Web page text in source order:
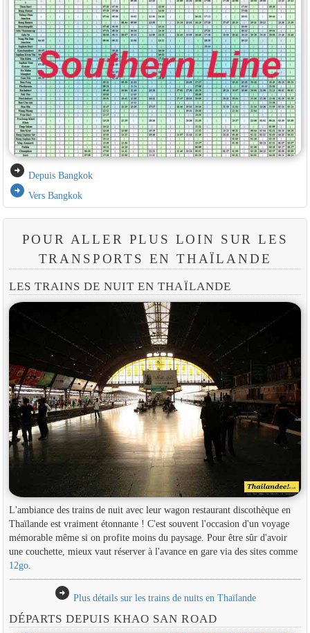
arrow_circle_right Depuis Bangkok
arrow_circle_right Vers Bangkok
POUR ALLER PLUS LOIN SUR LES
TRANSPORTS EN THAÏLANDE
LES TRAINS DE NUIT EN THAÏLANDE
L'ambiance des trains de nuit avec leur wagon restaurant discothèque en
Thaïlande est vraiment étonnante ! C'est souvent l'occasion d'un voyage
mémorable même si on profite moins du paysage. Pour être sûr d'avoir
une couchette, mieux vaut réserver à l'avance en gare via des sites comme
12go.
arrow_circle_right Plus détails sur les trains de nuits en Thaïlande
DÉPARTS DEPUIS KHAO SAN ROAD